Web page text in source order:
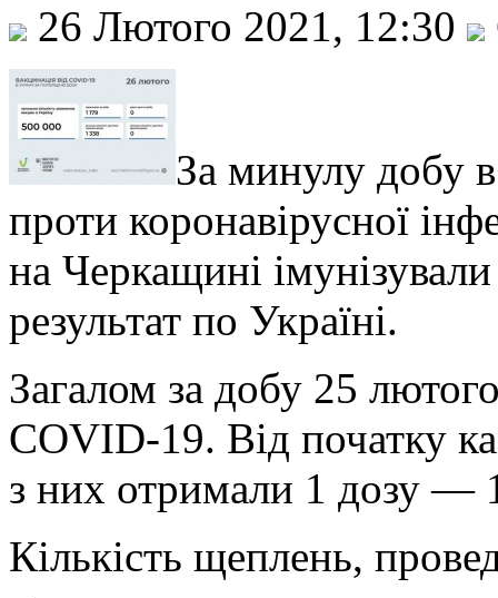
26 Лютого 2021, 12:30
За минулу добу
проти коронавірусної
на Черкащині
результат по Україні.
Загалом за добу 25
COVID-19. Від початку
з них отримали 1 дозу —
Кількість щеплень,